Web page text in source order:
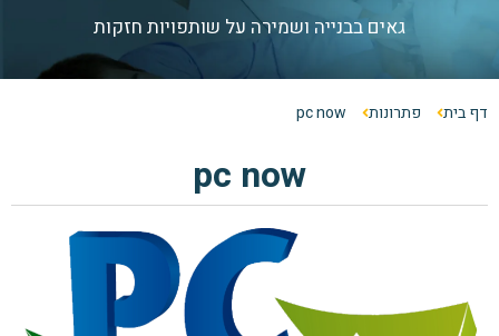
גאים בבנייה ושמירה על שותפויות חזקות
דף בית פתרונות pc now
pc now